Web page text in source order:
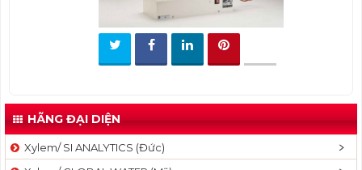
HÃNG ĐẠI DIỆN
Xylem/ SI ANALYTICS (Đức)